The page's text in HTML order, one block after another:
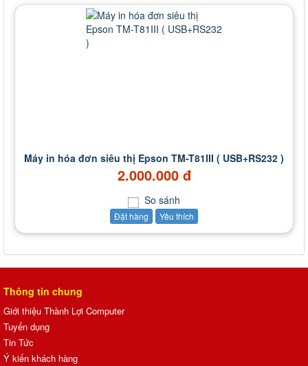
Máy in hóa đơn siêu thị Epson TM-T81III ( USB+RS232 )
2.000.000 đ
So sánh
Đặt hàng Yêu thích
Thông tin chung
Giới thiệu Thành Lợi Computer
Tuyển dụng
Tin Tức
Ý kiến khách hàng